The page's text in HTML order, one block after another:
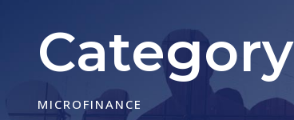
Category
MICROFINANCE